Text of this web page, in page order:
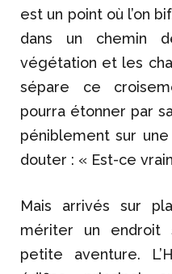
est un point où l’on
dans un chemin
végétation et les
sépare ce
pourra étonner par
péniblement sur une
douter : « Est-ce
Mais arrivés sur
mériter un endroit
petite aventure.